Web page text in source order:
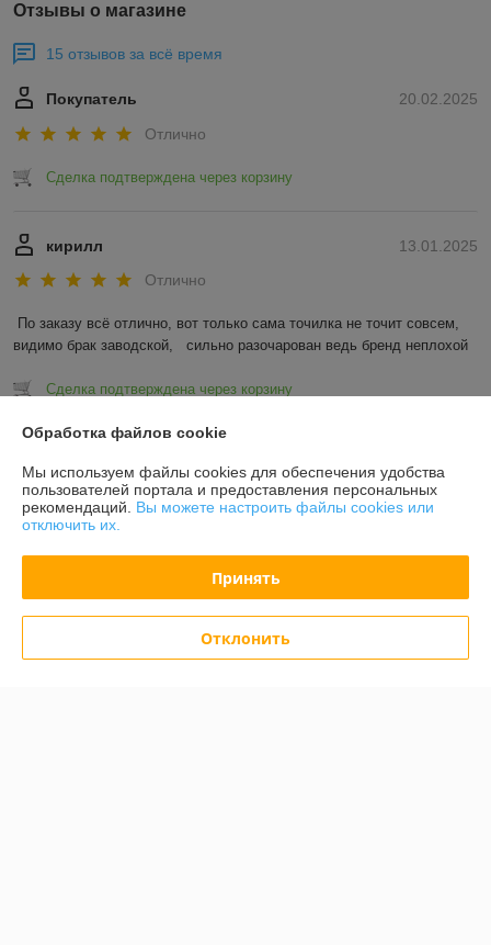
Отзывы о магазине
15 отзывов за всё время
20.02.2025
Покупатель
Отлично
Сделка подтверждена через корзину
13.01.2025
кирилл
Отлично
По заказу всё отлично, вот только сама точилка не точит совсем,
видимо брак заводской,   сильно разочарован ведь бренд неплохой
Сделка подтверждена через корзину
Показать все отзывы
О нас
Доставка и оплата
Обработка файлов cookie
Мы используем файлы cookies для обеспечения удобства
пользователей портала и предоставления персональных
рекомендаций. Вы можете настроить файлы cookies или
отключить их.
Принять
Отклонить